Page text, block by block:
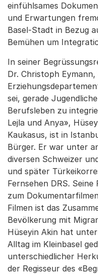
einfühlsames
und Erwartungen
Basel-Stadt in Bezug
Bemühen um
In seiner
Dr. Christoph
sei, gerade
Berufsleben zu
Lejla und Anya»,
Kaukasus, ist in
Bürger. Er war unter
diversen Schweizer
und später
Fernsehen DRS.
zum
Filmen ist das
Bevölkerung mit
Hüseyin Akin hat
Alltag im Kleinbasel
unterschiedlicher
der Regisseur des